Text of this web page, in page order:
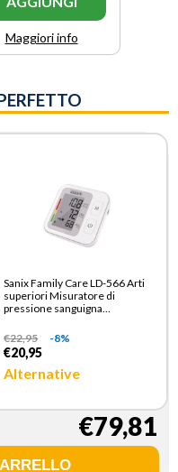
Maggiori info
Sanix Family Care LD-566 Arti
superiori Misuratore di
pressione sanguigna
€22,95 -8%
€20,95
Alternative
€79,81